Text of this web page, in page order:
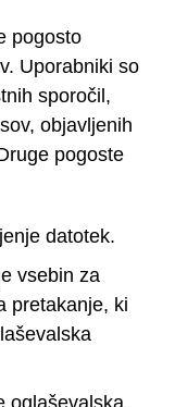
pogosto
Uporabniki so
sporočil,
objavljenih
pogoste
datotek.
vsebin za
pretakanje, ki